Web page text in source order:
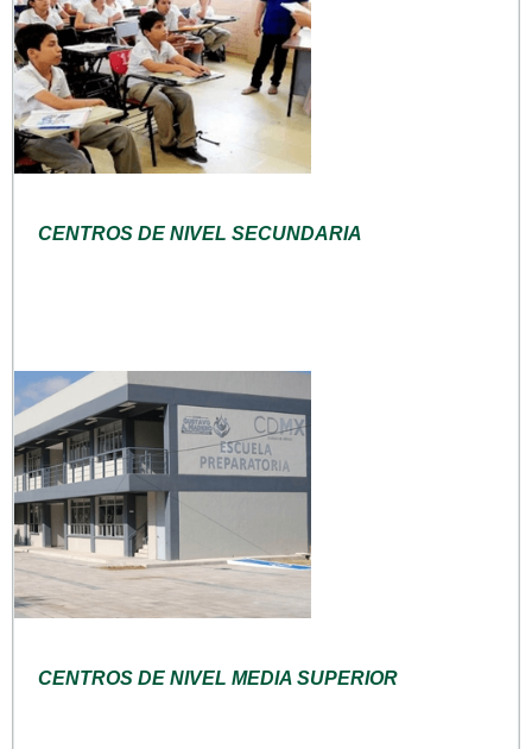
CENTROS DE NIVEL SECUNDARIA
CENTROS DE NIVEL MEDIA SUPERIOR